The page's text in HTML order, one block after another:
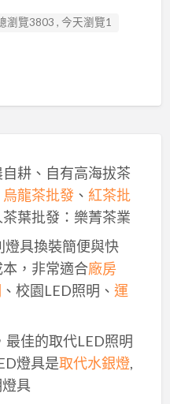
瀏覽3803 , 今天瀏覽1
耕、自有高海拔茶
烏龍茶批發、 紅茶批
葉批發：樂菁茶業
燈具換裝簡便與快
，非常適合廠房
、校園LED照明、 運
最佳的取代LED照明
燈具是取代水銀燈,
具